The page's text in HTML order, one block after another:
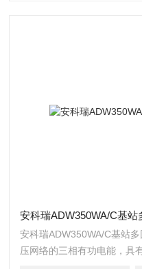
安科瑞ADW350WA/C基
安科瑞ADW350WA/C基站
压网络的三相有功电能，具